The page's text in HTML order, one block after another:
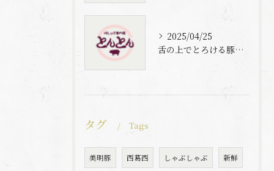
2025/04/25
舌の上でとろける豚肉と自家製梅出汁の魅力
タグ Tags
美明豚 西葛西 しゃぶしゃぶ 新鮮